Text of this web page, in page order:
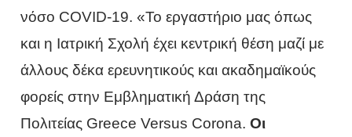
νόσο COVID-19. «Το εργαστήριο μας όπως
και η Ιατρική Σχολή έχει κεντρική θέση μαζί με
άλλους δέκα ερευνητικούς και ακαδημαϊκούς
φορείς στην Εμβληματική Δράση της
Πολιτείας Greece Versus Corona.Οι